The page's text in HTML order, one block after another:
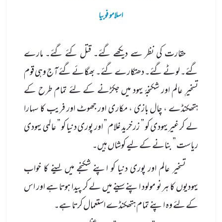
اسلامو فوبیا
حقارت کی نظر سے دیکھے گئے۔ قتل کئے گئے۔ مارے
گئے۔ لوٹے گئے۔ دھتکارے گئے۔ بھگائے گئے آج وہی قوم
تسخیرِ عالم اور شکنجۂ یہود میں جکڑنے کے لئے تمام طرح کے
ہتھکنڈے ، چال بازی ، مکاری اور جھوٹ اور فریب کا سہارا
لے کر غیر یہودی کو ” زر خرید غلام ” اور پوری دنیا کو ” عالمی یہودی
ریاست ” بنانے کے لیے کوشاں ہیں۔
تسخیر عالم اور پوری دنیا کو اپنے شکنجے میں لینے کا خواب
یہودیوں کا ہر نو مولود اپنے سینے میں لے کر پیدا ہوتا ہے اور اس
کے لئے وہ اپنے تمام ہتھکنڈے استعمال کرتا ہے۔